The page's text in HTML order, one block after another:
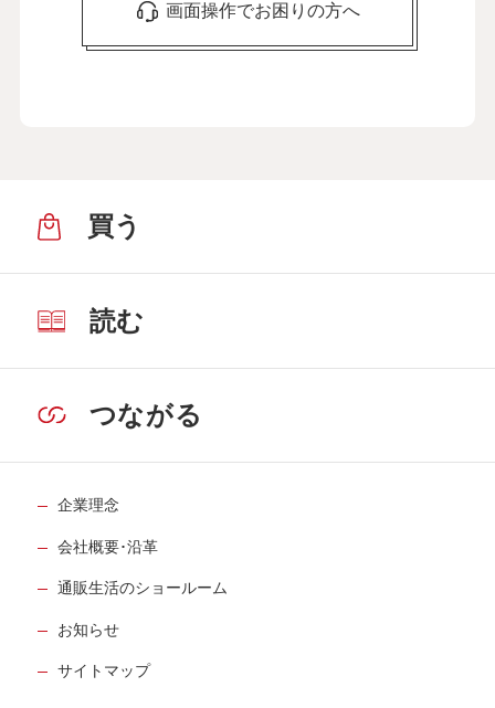
画面操作でお困りの方へ
買う
読む
つながる
企業理念
会社概要･沿革
通販生活のショールーム
お知らせ
サイトマップ